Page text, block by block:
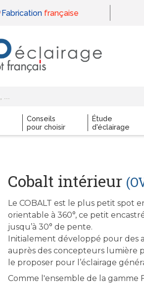
Fabrication française
Conseils
pour choisir
Étude
d'éclairage
Cobalt intérieur
Le COBALT est le plus petit spot
orientable à 360°, ce petit
jusqu’à 30° de pente.
Initialement développé pour des
auprès des concepteurs lumière
le proposer pour l’éclairage
Comme l'ensemble de la gamme